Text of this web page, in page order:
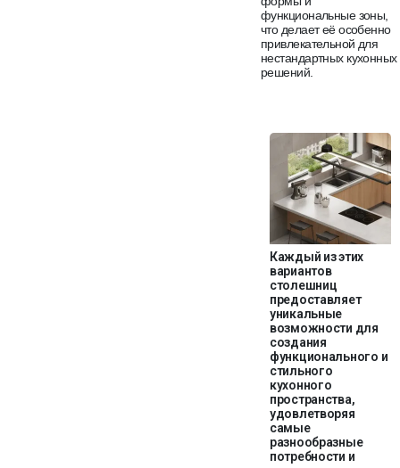
функциональные зоны,
что делает её особенно
привлекательной для
нестандартных кухонных
решений.
Каждый из этих
вариантов
столешниц
предоставляет
уникальные
возможности для
создания
функционального и
стильного
кухонного
пространства,
удовлетворяя
самые
разнообразные
потребности и